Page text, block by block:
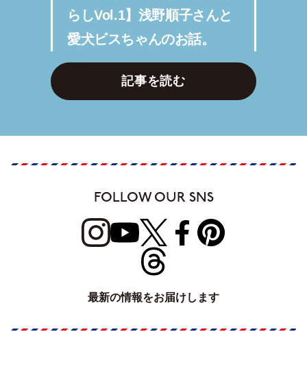
らしVol.1】浅野順子さんと
愛犬ビスちゃんのお話。
記事を読む
FOLLOW OUR SNS
最新の情報をお届けします